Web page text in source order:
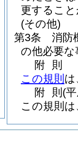
更するこ
(その他)
第3条
消防
の他必要
附 則
この規則 は
附 則 (
この規則